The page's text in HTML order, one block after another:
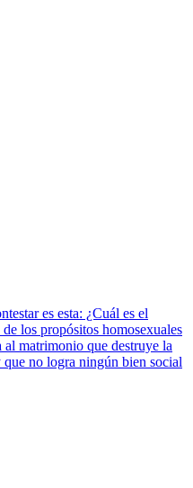
es esta: ¿Cuál es el
los propósitos homosexuales
matrimonio que destruye la
no logra ningún bien social